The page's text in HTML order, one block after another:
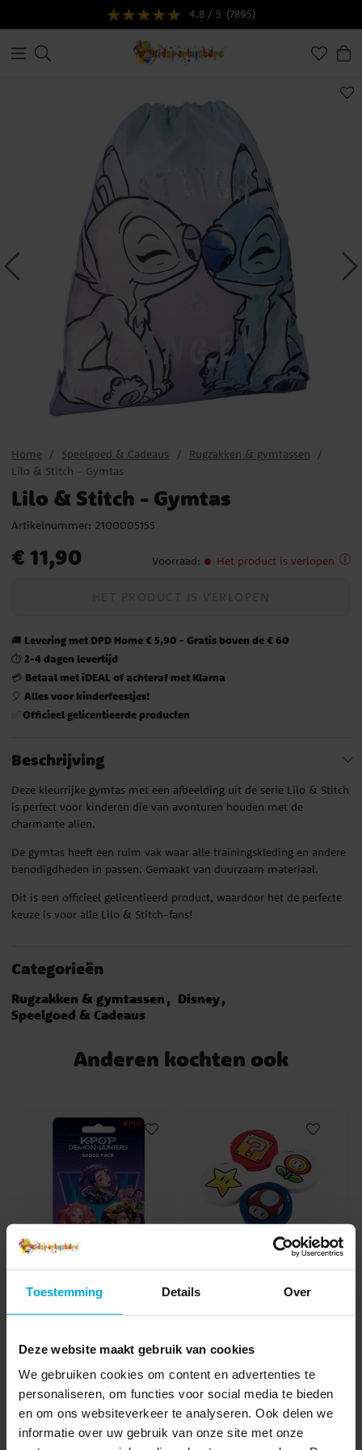
Toestemming Details Over
Deze website maakt gebruik van cookies
We gebruiken cookies om content en advertenties te
personaliseren, om functies voor social media te bieden
en om ons websiteverkeer te analyseren. Ook delen we
informatie over uw gebruik van onze site met onze
4.8 / 5 (7895)
Home Speelgoed & Cadeaus
Rugzakken & gymtassen
Lilo & Stitch - Gymtas
Lilo & Stitch - Gymtas
Artikelnummer: 2100005155
Prijs:€ 11,90
€ 11,90 Voorraad: Het product is verlopen
🚚 Levering met DPD Home € 5,90 - Gratis boven de € 60
⏱️ 2-4 dagen levertijd
💳 Betaal met iDEAL of achteraf met Klarna
🎈 Alles voor kinderfeestjes!
✅ Officieel gelicentieerde producten
Beschrijving
Deze kleurrijke gymtas met een afbeelding uit de serie Lilo & Stitch
is perfect voor kinderen die van avonturen houden met de
charmante alien.
De gymtas heeft een ruim vak waar alle trainingskleding en andere
benodigdheden in passen. Gemaakt van duurzaam materiaal.
Dit is een officieel gelicentieerd product, waardoor het de perfecte
keuze is voor alle Lilo & Stitch-fans!
Categorieën
Rugzakken & gymtassen
Disney
Speelgoed & Cadeaus
Anderen kochten ook
K-Pop Demon Hunters
Buttons 3 stuks
Prijs:€ 3,29
€ 3,29
TOEVOEGEN
Super Mario Gummen 4
Prijs:€ 3,90
€ 3,90
TOEVOEGEN